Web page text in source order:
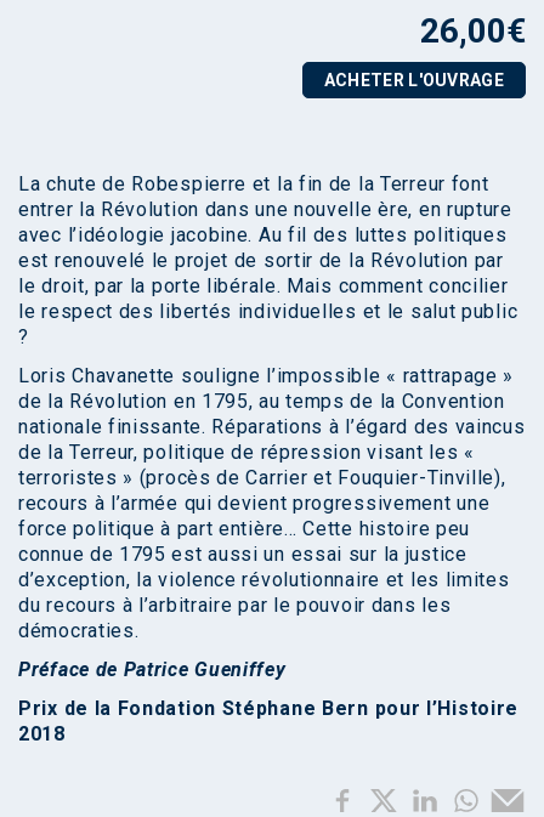
26,00€
ACHETER L'OUVRAGE
La chute de Robespierre et la fin de la Terreur font
entrer la Révolution dans une nouvelle ère, en rupture
avec l’idéologie jacobine. Au fil des luttes politiques
est renouvelé le projet de sortir de la Révolution par
le droit, par la porte libérale. Mais comment concilier
le respect des libertés individuelles et le salut public
?
Loris Chavanette souligne l’impossible « rattrapage »
de la Révolution en 1795, au temps de la Convention
nationale finissante. Réparations à l’égard des vaincus
de la Terreur, politique de répression visant les «
terroristes » (procès de Carrier et Fouquier-Tinville),
recours à l’armée qui devient progressivement une
force politique à part entière… Cette histoire peu
connue de 1795 est aussi un essai sur la justice
d’exception, la violence révolutionnaire et les limites
du recours à l’arbitraire par le pouvoir dans les
démocraties.
Préface de Patrice Gueniffey
Prix de la Fondation Stéphane Bern pour l’Histoire
2018